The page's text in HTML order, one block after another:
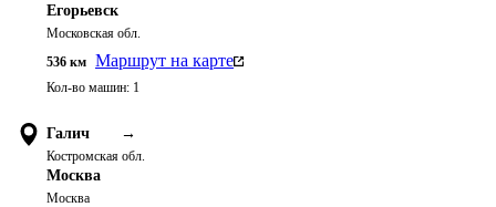
Егорьевск
Московская обл.
536 км Маршрут на карте
Кол-во машин: 1
Галич →
Костромская обл.
Москва
Москва